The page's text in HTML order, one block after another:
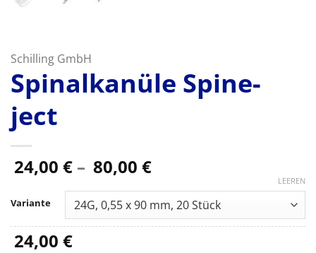
Schilling GmbH
Spinalkanüle Spine-
ject
24,00 € – 80,00 €Preisspanne:
bis
80,00 €
Variante
LEEREN
24,00 €